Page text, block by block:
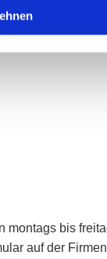
Verlegung von
angeboten,
montags bis
auf der